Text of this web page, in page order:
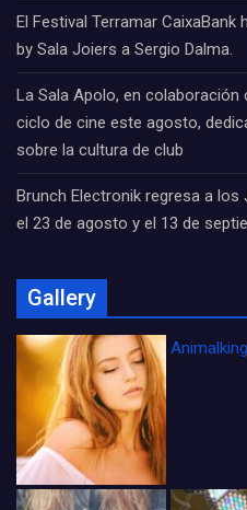
El Festival Terramar
by Sala Joiers a Sergio Dalma.
La Sala Apolo, en colaboración
ciclo de cine este agosto,
sobre la cultura de club
Brunch Electronik regresa a
el 23 de agosto y el 13 de
Gallery